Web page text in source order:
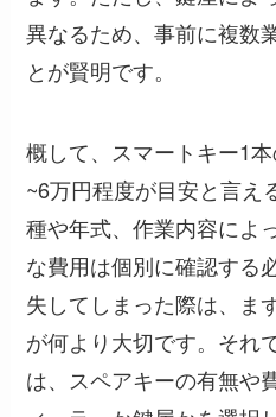
異なるため、事前に複数
とが賢明です。
概して、スマートキー1
~6万円程度が目安と言え
種や年式、作業内容によ
な費用は個別に確認する
失してしまった際は、ま
が何より大切です。それ
は、スペアキーの有無や